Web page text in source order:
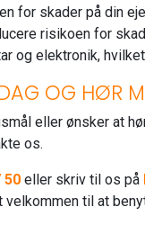
for skader på din
risikoen for
og elektronik,
OG HØR
eller ønsker at
os.
50 eller skriv til os på
velkommen til at